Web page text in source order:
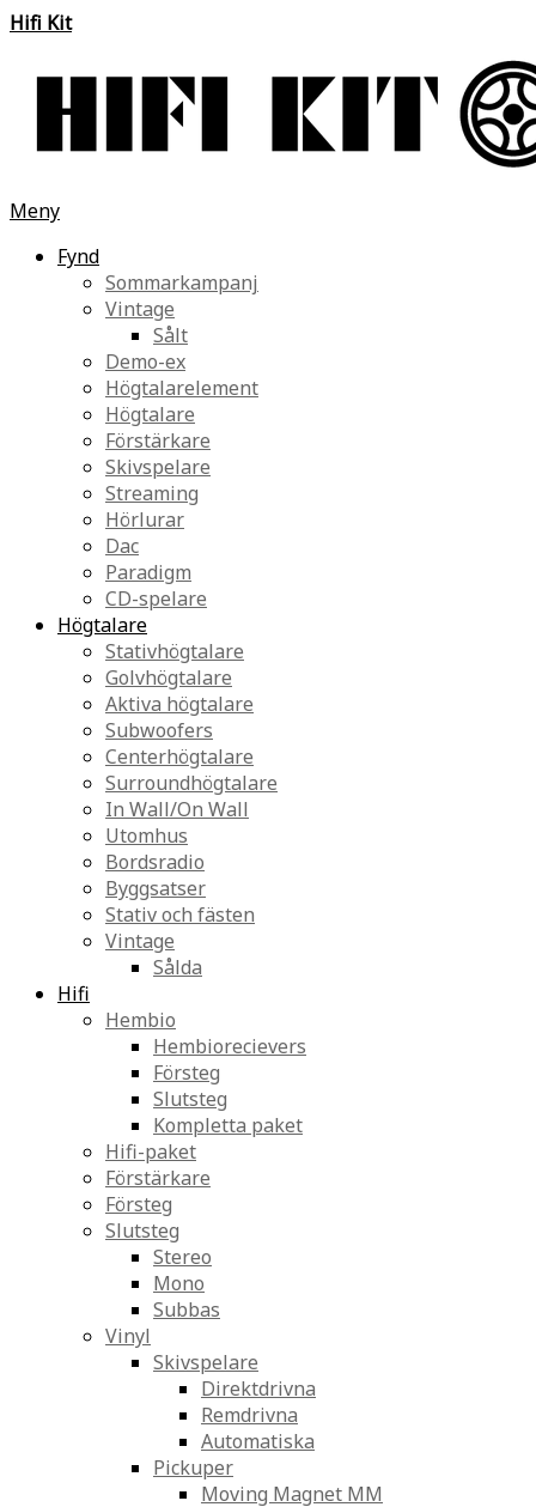
Hifi Kit
Meny
Fynd
Sommarkampanj
Vintage
Sålt
Demo-ex
Högtalarelement
Högtalare
Förstärkare
Skivspelare
Streaming
Hörlurar
Dac
Paradigm
CD-spelare
Högtalare
Stativhögtalare
Golvhögtalare
Aktiva högtalare
Subwoofers
Centerhögtalare
Surroundhögtalare
In Wall/On Wall
Utomhus
Bordsradio
Byggsatser
Stativ och fästen
Vintage
Sålda
Hifi
Hembio
Hembiorecievers
Försteg
Slutsteg
Kompletta paket
Hifi-paket
Förstärkare
Försteg
Slutsteg
Stereo
Mono
Subbas
Vinyl
Skivspelare
Direktdrivna
Remdrivna
Automatiska
Pickuper
Moving Magnet MM